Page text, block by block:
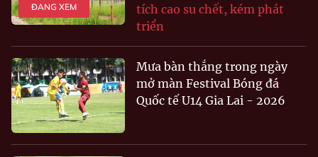
ĐANG XEM
tích cao su chết, kém phát
triển
Mưa bàn thắng trong ngày
mở màn Festival Bóng đá
Quốc tế U14 Gia Lai - 2026